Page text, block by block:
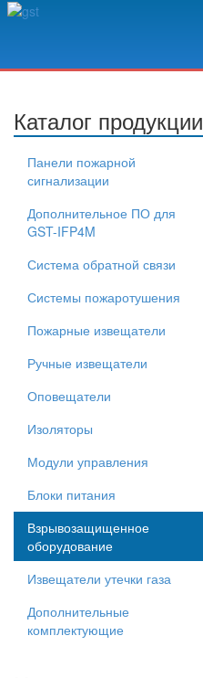
Каталог продукции
Панели пожарной
сигнализации
Дополнительное ПО для
GST-IFP4M
Система обратной связи
Системы пожаротушения
Пожарные извещатели
Ручные извещатели
Оповещатели
Изоляторы
Модули управления
Блоки питания
Взрывозащищенное
оборудование
Извещатели утечки газа
Дополнительные
комплектующие